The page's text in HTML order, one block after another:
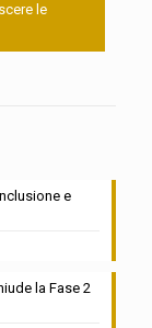
le
e
la Fase 2